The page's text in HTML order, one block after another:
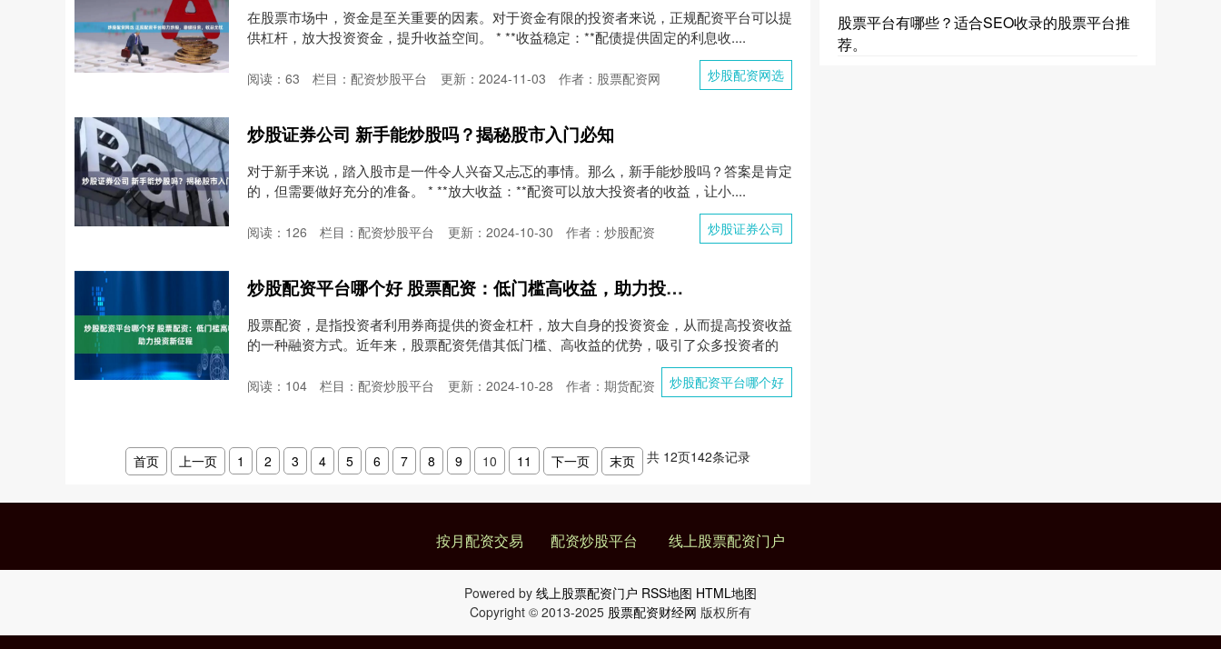
在股票市场中，资金是至关重要的因素。对于资金有限的投资者来说，正规配资平台可以提
供杠杆，放大投资资金，提升收益空间。 * **收益稳定：**配债提供固定的利息收....
炒股配资网选
更新：2024-11-03 作者：股票配资网
阅读： 63 栏目： 配资炒股平台
炒股证券公司 新手能炒股吗？揭秘股市入门必知
对于新手来说，踏入股市是一件令人兴奋又忐忑的事情。那么，新手能炒股吗？答案是肯定
的，但需要做好充分的准备。 * **放大收益：**配资可以放大投资者的收益，让小....
炒股证券公司
更新：2024-10-30 作者：炒股配资
阅读： 126 栏目： 配资炒股平台
炒股配资平台哪个好 股票配资：低门槛高收益，助力投资新征程
股票配资，是指投资者利用券商提供的资金杠杆，放大自身的投资资金，从而提高投资收益
的一种融资方式。近年来，股票配资凭借其低门槛、高收益的优势，吸引了众多投资者的
炒股配资平台哪个好
更新：2024-10-28 作者：期货配资
阅读： 104 栏目： 配资炒股平台
首页 上一页 1 2 3 4 5 6 7 8 9 10 11 下一页 末页 共 12页142条记录
股票平台有哪些？适合SEO收录的股票平台推
荐。
按月配资交易 配资炒股平台 线上股票配资门户
Powered by 线上股票配资门户 RSS地图 HTML地图
Copyright © 2013-2025 股票配资财经网 版权所有